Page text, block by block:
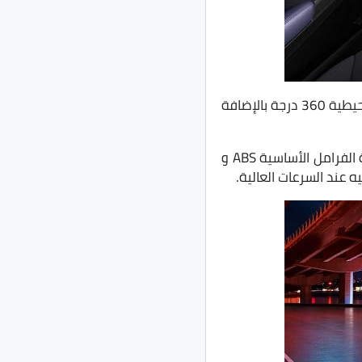
تأتي أيضًا مع فتحات تكييف خلفية ومنفذ USB وتجهيزات عديدة أخرى منها نظام كاميرات مُحيطية 360 درجة بالإضافة
تُقدم السيارة كذلك بجميع أنظمة الأمان الحديثة والتي تشمل 6 وسائد هوائية وجميع أنظمة الفرامل الأساسية ABS و